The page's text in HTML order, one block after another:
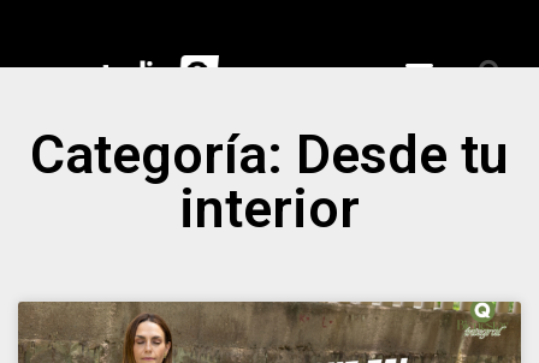
Categoría: Desde tu
interior